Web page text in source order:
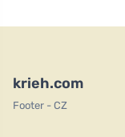
krieh.com
Footer - CZ